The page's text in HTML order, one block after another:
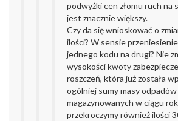
podwyżki cen złomu ruch na
jest znacznie większy.
Czy da się wnioskować o
ilości? W sensie
jednego kodu na drugi? Nie
wysokości kwoty
roszczeń, która już została
ogólniej sumy masy odpadów
magazynowanych w ciągu
przekroczymy również ilości